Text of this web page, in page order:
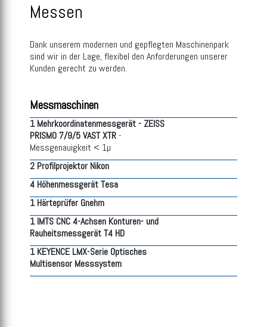
Messen
Dank unserem modernen und gepflegten Maschinenpark
sind wir in der Lage, flexibel den Anforderungen unserer
Kunden gerecht zu werden.
Messmaschinen
1 Mehrkoordinatenmessgerät - ZEISS
PRISMO 7/9/5 VAST XTR-
Messgenauigkeit < 1µ
2 Profilprojektor Nikon
4 Höhenmessgerät Tesa
1 Härteprüfer Gnehm
1 IMTS CNC 4-Achsen Konturen- und
Rauheitsmessgerät T4 HD
1 KEYENCE LMX-Serie Optisches
Multisensor Messsystem